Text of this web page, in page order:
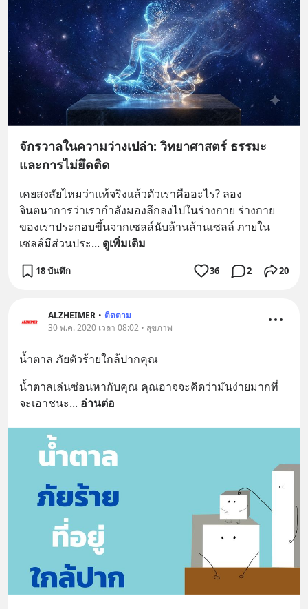
จักรวาลในความว่างเปล่า: วิทยาศาสตร์ ธรรมะ
และการไม่ยึดติด
เคยสงสัยไหมว่าแท้จริงแล้วตัวเราคืออะไร? ลอง
จินตนาการว่าเรากำลังมองลึกลงไปในร่างกาย ร่างกาย
ของเราประกอบขึ้นจากเซลล์นับล้านล้านเซลล์ ภายใน
เซลล์มีส่วนประ... ดูเพิ่มเติม
18 บันทึก 36 2 20
ALZHEIMER • ติดตาม
30 พ.ค. 2020 เวลา 08:02 • สุขภาพ
น้ำตาล ภัยตัวร้ายใกล้ปากคุณ
น้ำตาลเล่นซ่อนหากับคุณ คุณอาจจะคิดว่ามันง่ายมากที่
จะเอาชนะ... อ่านต่อ